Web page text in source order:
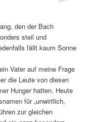
den der Bach
steil und
fällt kaum Sonne
Vater auf meine Frage
die Leute von diesen
Hunger hatten. Heute
für „unwirtlich,
zur gleichen